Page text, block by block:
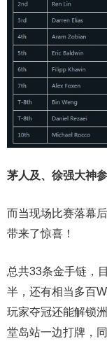
茅人及、徐强大神
而当现场比赛落幕
带来了惊喜！
总共33条金手链，
半，还有相当多百
玩家夺冠还能解锁
堂岛站一边打牌，